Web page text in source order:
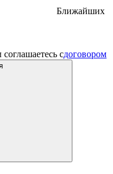
Ближайших
сдоговором